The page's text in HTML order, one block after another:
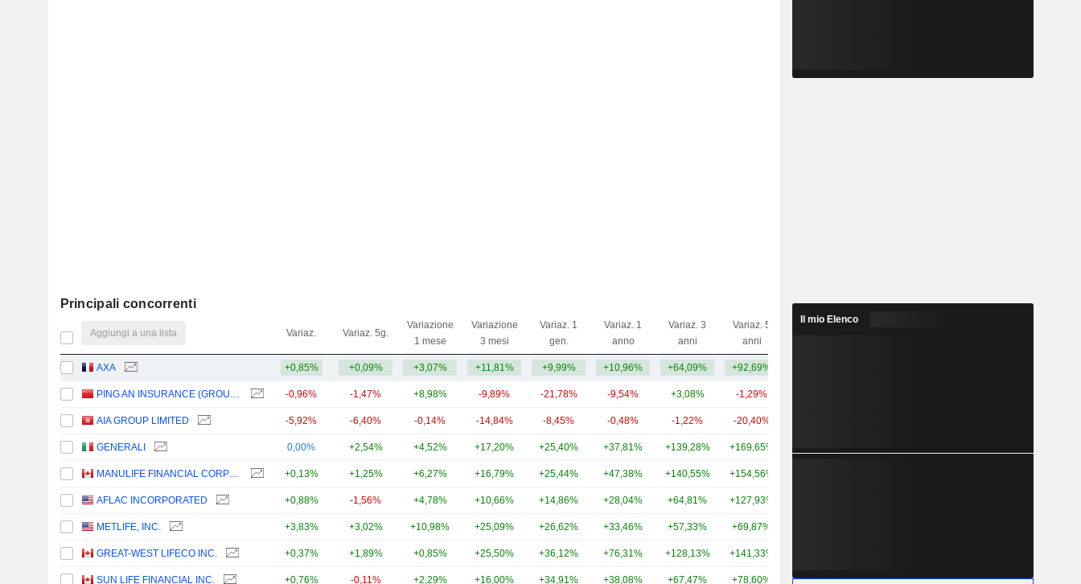
Principali concorrenti
Aggiungi a una lista Variaz. Variaz. 5g.
Variazione
1 mese
Variazione
3 mesi
Variaz. 1
gen.
Variaz. 1
anno
Variaz. 3
anni
Variaz. 5
anni
Variaz. 10
AXA +0,85% +0,09% +3,07% +11,81% +9,99% +10,96% +64,09% +92,69%
PING AN INSURANCE (GROUP) COMPANY OF CHINA, LTD. -0,96% -1,47% +8,98% -9,89% -21,78% -9,54% +3,08% -1,29%
AIA GROUP LIMITED -5,92% -6,40% -0,14% -14,84% -8,45% -0,48% -1,22% -20,40%
GENERALI 0,00% +2,54% +4,52% +17,20% +25,40% +37,81% +139,28% +169,65%
MANULIFE FINANCIAL CORPORATION +0,13% +1,25% +6,27% +16,79% +25,44% +47,38% +140,55% +154,56%
AFLAC INCORPORATED +0,88% -1,56% +4,78% +10,66% +14,86% +28,04% +64,81% +127,93%
METLIFE, INC. +3,83% +3,02% +10,98% +25,09% +26,62% +33,46% +57,33% +69,87%
GREAT-WEST LIFECO INC. +0,37% +1,89% +0,85% +25,50% +36,12% +76,31% +128,13% +141,33%
SUN LIFE FINANCIAL INC. +0,76% -0,11% +2,29% +16,00% +34,91% +38,08% +67,47% +78,60% +170,83% 45,61 Mrd
Il mio Elenco